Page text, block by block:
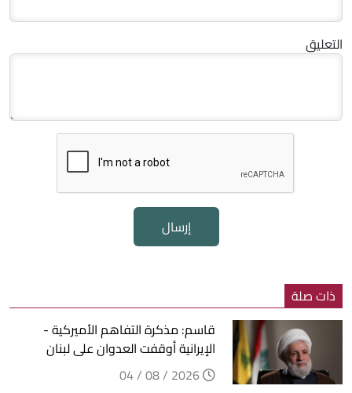
التعليق
إرسال
ذات صلة
قاسم: مذكرة التفاهم الأميركية -
الإيرانية أوقفت العدوان على لبنان